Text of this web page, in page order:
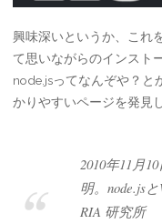
興味深いというか、これ
て思いながらのインスト
node.jsってなんぞや？と
かりやすいページを発見
2010年11月
明。node.js
RIA 研究所